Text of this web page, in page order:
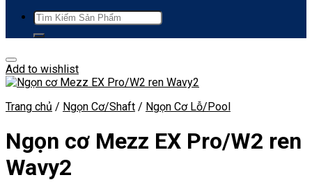
Tìm
kiếm:
Add to wishlist
Trang chủ / Ngọn Cơ/Shaft / Ngọn Cơ Lỗ/Pool
Ngọn cơ Mezz EX Pro/W2 ren
Wavy2